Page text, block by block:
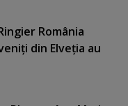
România
din Elveţia au